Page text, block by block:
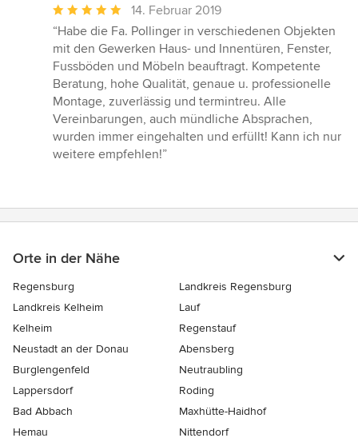
Durchschnittliche
Bewertung:
5
von
5
Sternen
14. Februar 2019
“Habe die Fa. Pollinger in verschiedenen Objekten
mit den Gewerken Haus- und Innentüren, Fenster,
Fussböden und Möbeln beauftragt. Kompetente
Beratung, hohe Qualität, genaue u. professionelle
Montage, zuverlässig und termintreu. Alle
Vereinbarungen, auch mündliche Absprachen,
wurden immer eingehalten und erfüllt! Kann ich nur
weitere empfehlen!”
Orte in der Nähe
Regensburg
Landkreis Regensburg
Landkreis Kelheim
Lauf
Kelheim
Regenstauf
Neustadt an der Donau
Abensberg
Burglengenfeld
Neutraubling
Lappersdorf
Roding
Bad Abbach
Maxhütte-Haidhof
Hemau
Nittendorf